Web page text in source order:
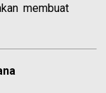
membuat